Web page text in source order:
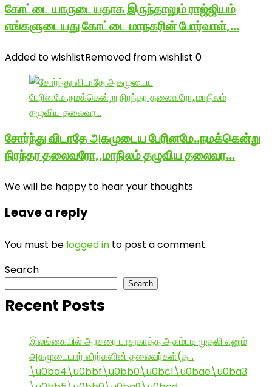
கோட்டை யாருடையதாக இருந்தாலும் ராஜ்ஜியம்
எங்களுடையது கோட்டை மாநகரின் போர்வாள்,…
Added to wishlistRemoved from wishlist 0
சோர்ந்து விடாதே அகமுடைய பேரினமே..நமக்கென்று
நிரந்தர தலைவரோ,,மாநிலம் தழுவிய தலைவர…
We will be happy to hear your thoughts
Leave a reply
You must be logged in to post a comment.
Search
Search
Recent Posts
இலங்கையில் அரசரை பாதுகாத்த அகம்படி முதலி எனும்
அகமுடையார் வீரர்களின் தலைவர்கள்(த…
\u0ba4\u0bbf\u0bb0\u0bc1\u0bae\u0ba3